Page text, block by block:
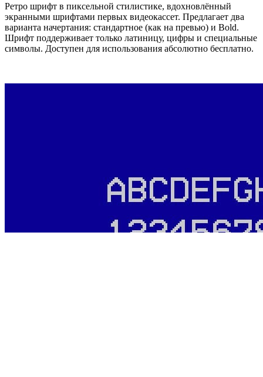
Ретро шрифт в пиксельной стилистике, вдохновлённый
экранными шрифтами первых видеокассет. Предлагает два
варианта начертания: стандартное (как на превью) и Bold.
Шрифт поддерживает только латиницу, цифры и специальные
символы. Доступен для использования абсолютно бесплатно.